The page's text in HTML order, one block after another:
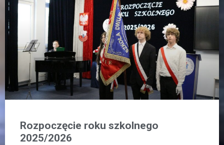
Rozpoczęcie roku szkolnego
2025/2026